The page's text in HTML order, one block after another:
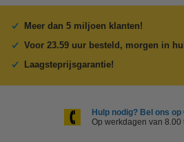
Meer dan 5 miljoen klanten!
Voor 23.59 uur besteld, morgen in
Laagsteprijsgarantie!
Hulp nodig? Bel ons op
Op werkdagen van 8.00